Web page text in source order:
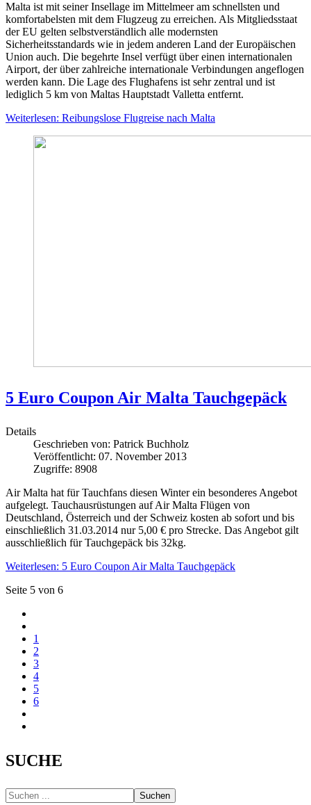
Malta ist mit seiner Insellage im Mittelmeer am schnellsten und
komfortabelsten mit dem Flugzeug zu erreichen. Als Mitgliedsstaat
der EU gelten selbstverständlich alle modernsten
Sicherheitsstandards wie in jedem anderen Land der Europäischen
Union auch. Die begehrte Insel verfügt über einen internationalen
Airport, der über zahlreiche internationale Verbindungen angeflogen
werden kann. Die Lage des Flughafens ist sehr zentral und ist
lediglich 5 km von Maltas Hauptstadt Valletta entfernt.
Weiterlesen: Reibungslose Flugreise nach Malta
5 Euro Coupon Air Malta Tauchgepäck
Details
Geschrieben von: Patrick Buchholz
Veröffentlicht: 07. November 2013
Zugriffe: 8908
Air Malta hat für Tauchfans diesen Winter ein besonderes Angebot
aufgelegt. Tauchausrüstungen auf Air Malta Flügen von
Deutschland, Österreich und der Schweiz kosten ab sofort und bis
einschließlich 31.03.2014 nur 5,00 € pro Strecke. Das Angebot gilt
ausschließlich für Tauchgepäck bis 32kg.
Weiterlesen: 5 Euro Coupon Air Malta Tauchgepäck
Seite 5 von 6
1
2
3
4
5
6
SUCHE
Suchen